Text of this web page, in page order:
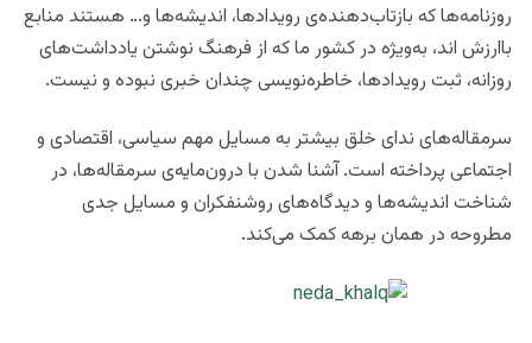
روزنامه‌ها که بازتاب‌دهنده‌ی رویدادها، اندیشه‌ها و… هستند منابع
باارزش اند، به‌ویژه در کشور ما که از فرهنگ نوشتن یادداشت‌های
روزانه، ثبت رویدادها، خاطره‌نویسی چندان خبری نبوده و نیست.
سرمقاله‌های ندای خلق بیشتر به مسایل مهم سیاسی، اقتصادی و
اجتماعی پرداخته است. آشنا شدن با درون‌مایه‌ی سرمقاله‌ها، در
شناخت اندیشه‌ها و دیدگاه‌های روشنفکران و مسایل جدی
مطروحه در همان برهه کمک می‌کند.